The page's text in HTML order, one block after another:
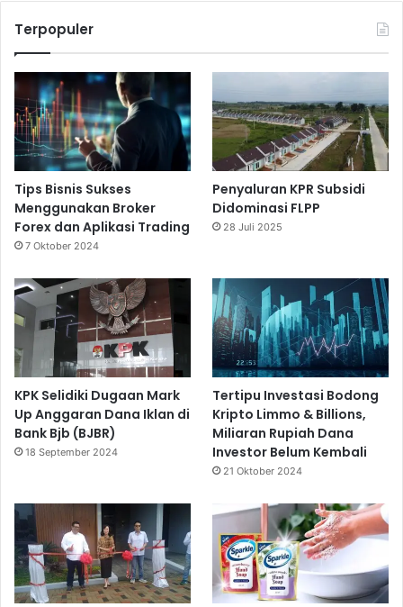
Terpopuler
Tips Bisnis Sukses
Menggunakan Broker
Forex dan Aplikasi Trading
7 Oktober 2024
Penyaluran KPR Subsidi
Didominasi FLPP
28 Juli 2025
KPK Selidiki Dugaan Mark
Up Anggaran Dana Iklan di
Bank Bjb (BJBR)
18 September 2024
Tertipu Investasi Bodong
Kripto Limmo & Billions,
Miliaran Rupiah Dana
Investor Belum Kembali
21 Oktober 2024